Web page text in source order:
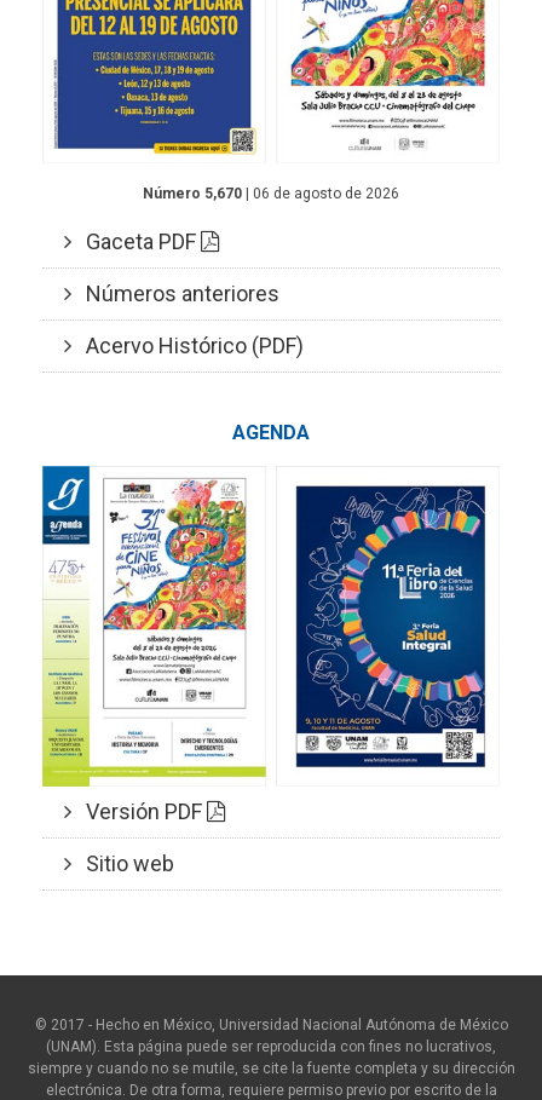
Número 5,670 | 06 de agosto de 2026
Gaceta PDF
Números anteriores
Acervo Histórico (PDF)
AGENDA
Versión PDF
Sitio web
© 2017 - Hecho en México, Universidad Nacional Autónoma de México
(UNAM). Esta página puede ser reproducida con fines no lucrativos,
siempre y cuando no se mutile, se cite la fuente completa y su dirección
electrónica. De otra forma, requiere permiso previo por escrito de la